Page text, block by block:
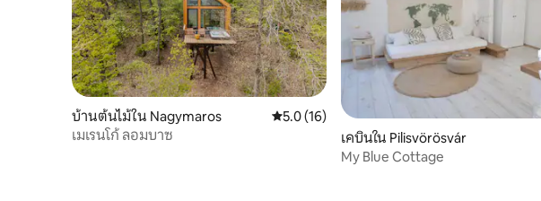
บ้านต้นไม้ใน Nagymaros คะแนนเฉลี่ย 5.0 จาก 5, 16 รีวิว
5.0 (16)
เมเรนโก้ ลอมบาซ
เคบินใน Pilisvörösvár
My Blue Cottage